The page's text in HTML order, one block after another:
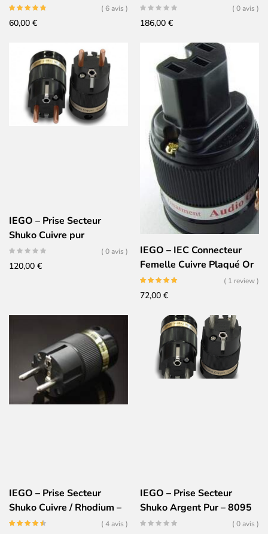
( 6 avis )
60,00 €
( 0 avis )
186,00 €
IEGO – Prise Secteur
Shuko Cuivre pur
99.999999% – 8055
( 0 avis )
120,00 €
IEGO – IEC Connecteur
Femelle Cuivre Plaqué Or
24K – 8085
( 1 review )
72,00 €
IEGO – Prise Secteur
Shuko Cuivre / Rhodium –
8075
( 4 avis )
IEGO – Prise Secteur
Shuko Argent Pur – 8095
( 0 avis )